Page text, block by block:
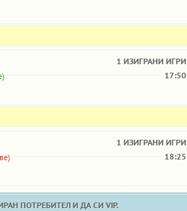
1 ИЗИГРАНИ ИГРИ
17:50
1 ИЗИГРАНИ ИГРИ
18:25
ПОТРЕБИТЕЛ И ДА СИ VIP.